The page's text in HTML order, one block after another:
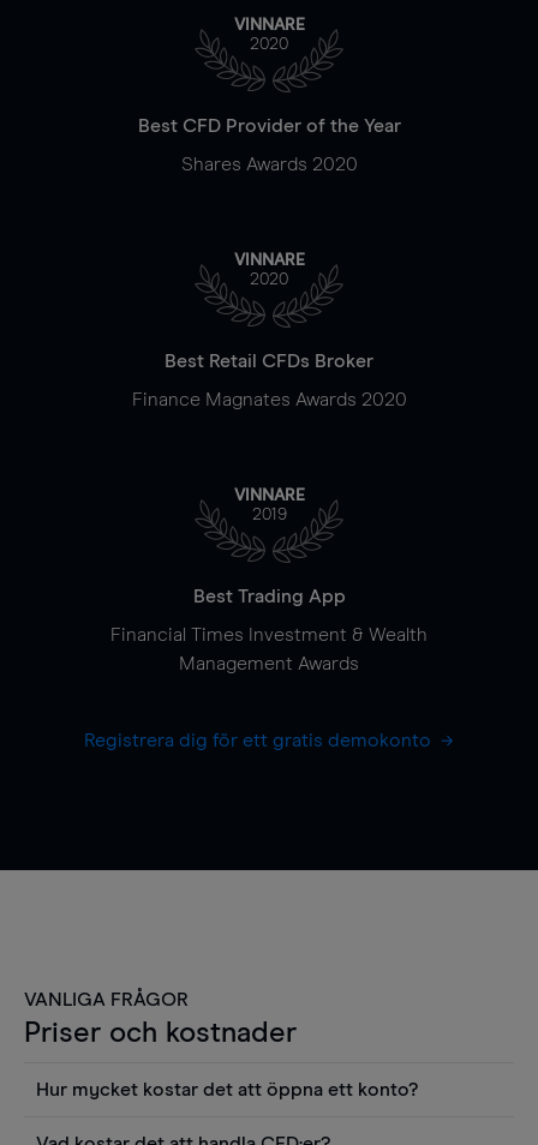
VINNARE
2020
Best CFD Provider of the Year
Shares Awards 2020
VINNARE
2020
Best Retail CFDs Broker
Finance Magnates Awards 2020
VINNARE
2019
Best Trading App
Financial Times Investment & Wealth
Management Awards
Registrera dig för ett gratis demokonto
VANLIGA FRÅGOR
Priser och kostnader
Hur mycket kostar det att öppna ett konto?